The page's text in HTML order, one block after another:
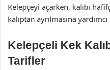
Kelepçeyi açarken, kalıbı
kalıptan ayrılmasına
Kelepçeli Kek
Tarifler